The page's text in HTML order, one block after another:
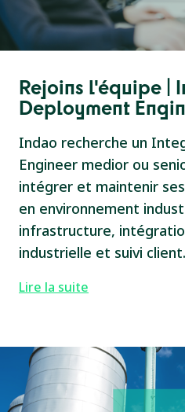
Rejoins l'équipe |
Deployment
Indao recherche un
Engineer medior ou
intégrer et maintenir
en environnement
infrastructure,
industrielle et suivi client.
Lire la suite